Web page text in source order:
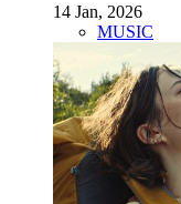
14 Jan, 2026
MUSIC